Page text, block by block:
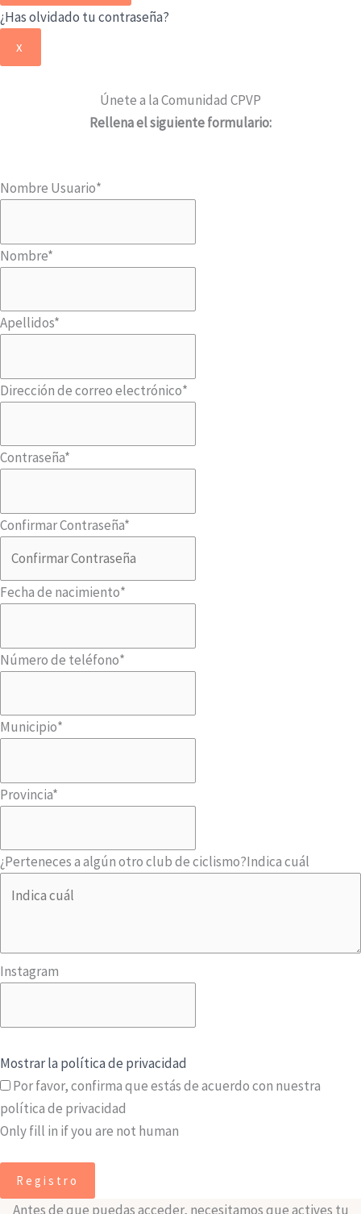
¿Has olvidado tu contraseña?
x
Únete a la Comunidad CPVP
Rellena el siguiente formulario:
Nombre Usuario*
Nombre*
Apellidos*
Dirección de correo electrónico*
Contraseña*
Confirmar Contraseña*
Fecha de nacimiento*
Número de teléfono*
Municipio*
Provincia*
¿Perteneces a algún otro club de ciclismo?Indica cuál
Instagram
Mostrar la política de privacidad
Por favor, confirma que estás de acuerdo con nuestra
política de privacidad
Only fill in if you are not human
Antes de que puedas acceder, necesitamos que actives tu